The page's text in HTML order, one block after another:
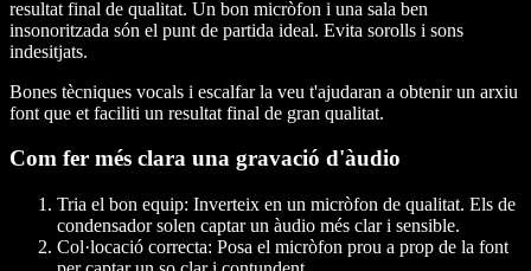
resultat final de qualitat. Un bon micròfon i una sala ben
insonoritzada són el punt de partida ideal. Evita sorolls i sons
indesitjats.
Bones tècniques vocals i escalfar la veu t'ajudaran a obtenir un arxiu
font que et faciliti un resultat final de gran qualitat.
Com fer més clara una gravació d'àudio
Tria el bon equip: Inverteix en un micròfon de qualitat. Els de
condensador solen captar un àudio més clar i sensible.
Col·locació correcta: Posa el micròfon prou a prop de la font